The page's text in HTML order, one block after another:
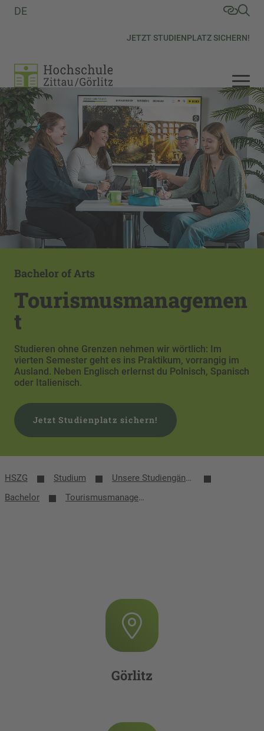
JETZT STUDIENPLATZ SICHERN!
DE
Bachelor of Arts
Tourismusmanagemen
t
Studieren ohne Grenzen nehmen wir wörtlich: Im
vierten Semester geht es ins Praktikum, vorrangig im
Ausland. Neben Englisch erlernst du Polnisch, Spanisch
oder Italienisch.
Jetzt Studienplatz sichern!
HSZG Studium
Unsere Studiengänge
Bachelor
Tourismusmanagement
Görlitz